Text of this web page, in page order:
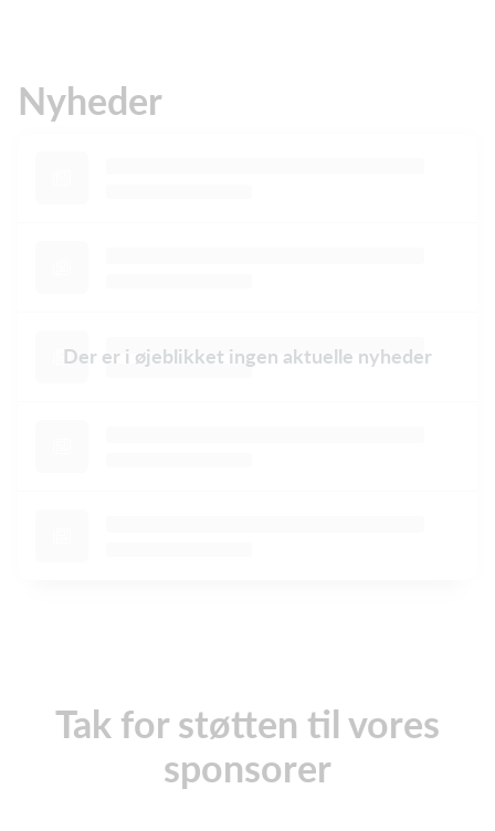
Nyheder
Der er i øjeblikket ingen aktuelle nyheder
Tak for støtten til vores
sponsorer